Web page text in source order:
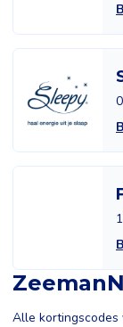
Alle kortingscodes